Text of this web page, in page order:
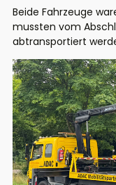
Beide Fahrzeuge
mussten vom
abtransportiert